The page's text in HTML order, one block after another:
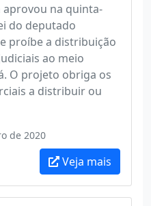
aprovou na quinta-
do deputado
proíbe a distribuição
ao meio
O projeto obriga os
a distribuir ou
de 2020
Veja mais